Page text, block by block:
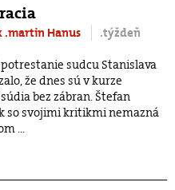
.martin Hanus
.týždeň
sudcu Stanislava
že dnes sú v kurze
bez zábran. Štefan
so svojimi kritikmi nemazná
...